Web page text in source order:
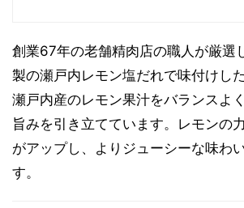
創業67年の老舗精肉店の職人が厳選
製の瀬戸内レモン塩だれで味付けし
瀬戸内産のレモン果汁をバランスよ
旨みを引き立てています。レモンの
がアップし、よりジューシーな味わ
す。